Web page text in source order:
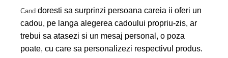
Cand doresti sa surprinzi persoana careia ii oferi un
cadou, pe langa alegerea cadoului propriu-zis, ar
trebui sa atasezi si un mesaj personal, o poza
poate, cu care sa personalizezi respectivul produs.